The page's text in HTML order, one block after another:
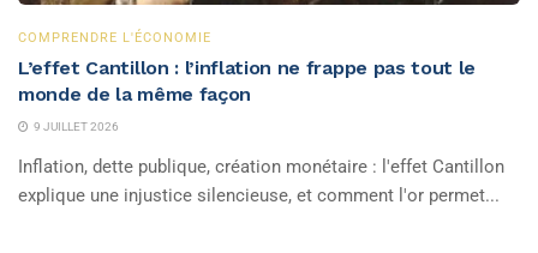
COMPRENDRE L'ÉCONOMIE
L’effet Cantillon : l’inflation ne frappe pas tout le
monde de la même façon
9 JUILLET 2026
Inflation, dette publique, création monétaire : l'effet Cantillon
explique une injustice silencieuse, et comment l'or permet...